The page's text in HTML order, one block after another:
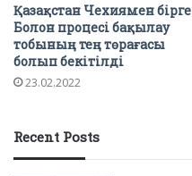
Қазақстан Чехиямен бірге
Болон процесі бақылау
тобының тең төрағасы
болып бекітілді
23.02.2022
Recent Posts